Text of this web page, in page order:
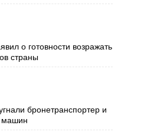
о готовности возражать
страны
бронетранспортер и
машин